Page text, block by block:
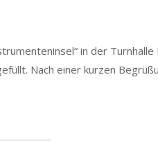
in der
Nach einer kurzen